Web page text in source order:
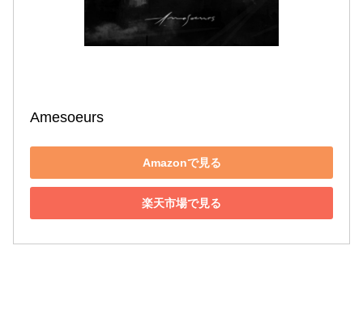
Amesoeurs
Amazonで見る
楽天市場で見る